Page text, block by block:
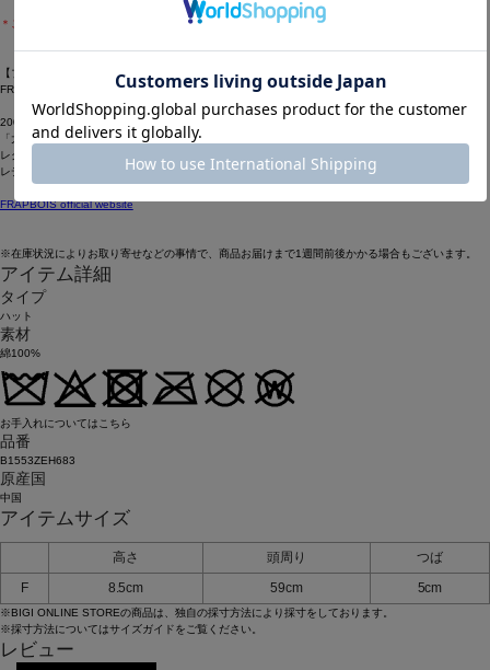
＊こちらの商品はユニセックス商品です。
【ブランド情報】
FRAPBOIS/フラボア
2001年にブランドスタート。
「大人げない大人の服」をコンセプトに、大人が着るリラックスしたデイリーウェアを提案するコ
レクションブランド。
レディースとメンズのアイテムをご用意しています。
FRAPBOIS official website
※在庫状況によりお取り寄せなどの事情で、商品お届けまで1週間前後かかる場合もございます。
アイテム詳細
タイプ
ハット
素材
綿100%
お手入れについてはこちら
品番
B1553ZEH683
原産国
中国
アイテムサイズ
高さ 頭周り
つば
F
8.5cm 59cm 5cm
※BIGI ONLINE STOREの商品は、独自の採寸方法により採寸をしております。
※採寸方法についてはサイズガイドをご覧ください。
レビュー